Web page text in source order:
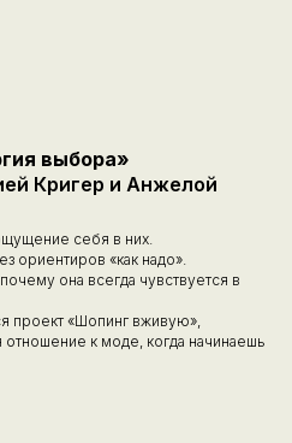
выбора»
Кригер и Анжелой
себя в них.
ориентиров «как надо».
она всегда чувствуется в
проект «Шопинг вживую»,
отношение к моде, когда начинаешь